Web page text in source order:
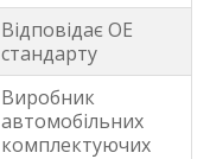
Відповідає OE
стандарту
Виробник
автомобільних
комплектуючих